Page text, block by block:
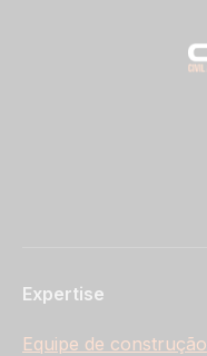
Expertise
Equipe de construção